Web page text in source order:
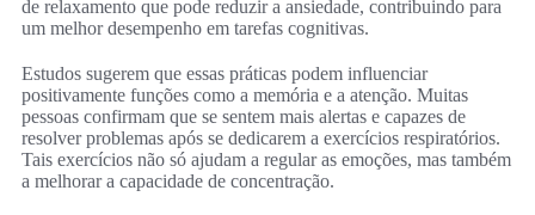
de relaxamento que pode reduzir a ansiedade, contribuindo para
um melhor desempenho em tarefas cognitivas.
Estudos sugerem que essas práticas podem influenciar
positivamente funções como a memória e a atenção. Muitas
pessoas confirmam que se sentem mais alertas e capazes de
resolver problemas após se dedicarem a exercícios respiratórios.
Tais exercícios não só ajudam a regular as emoções, mas também
a melhorar a capacidade de concentração.